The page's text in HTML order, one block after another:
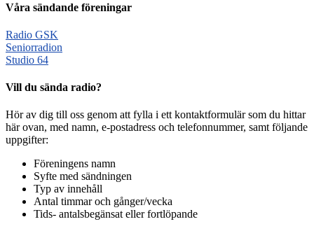
Våra sändande föreningar
Radio GSK
Seniorradion
Studio 64
Vill du sända radio?
Hör av dig till oss genom att fylla i ett kontaktformulär som du hittar
här ovan, med namn, e-postadress och telefonnummer, samt följande
uppgifter:
Föreningens namn
Syfte med sändningen
Typ av innehåll
Antal timmar och gånger/vecka
Tids- antalsbegänsat eller fortlöpande